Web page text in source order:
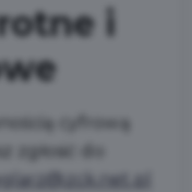
i
cyfrową
do